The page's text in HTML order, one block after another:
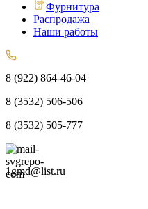
Фурнитура
Распродажа
Наши работы
8 (922) 864-46-04
8 (3532) 506-506
8 (3532) 505-777
1gmd@list.ru